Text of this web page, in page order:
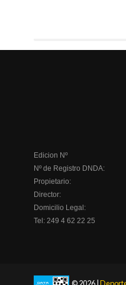
Edicion Nº
Nº de Registro DNDA:
Propietario:
Director:
Domicilio Legal:
Tel: 249 4 62 22 25